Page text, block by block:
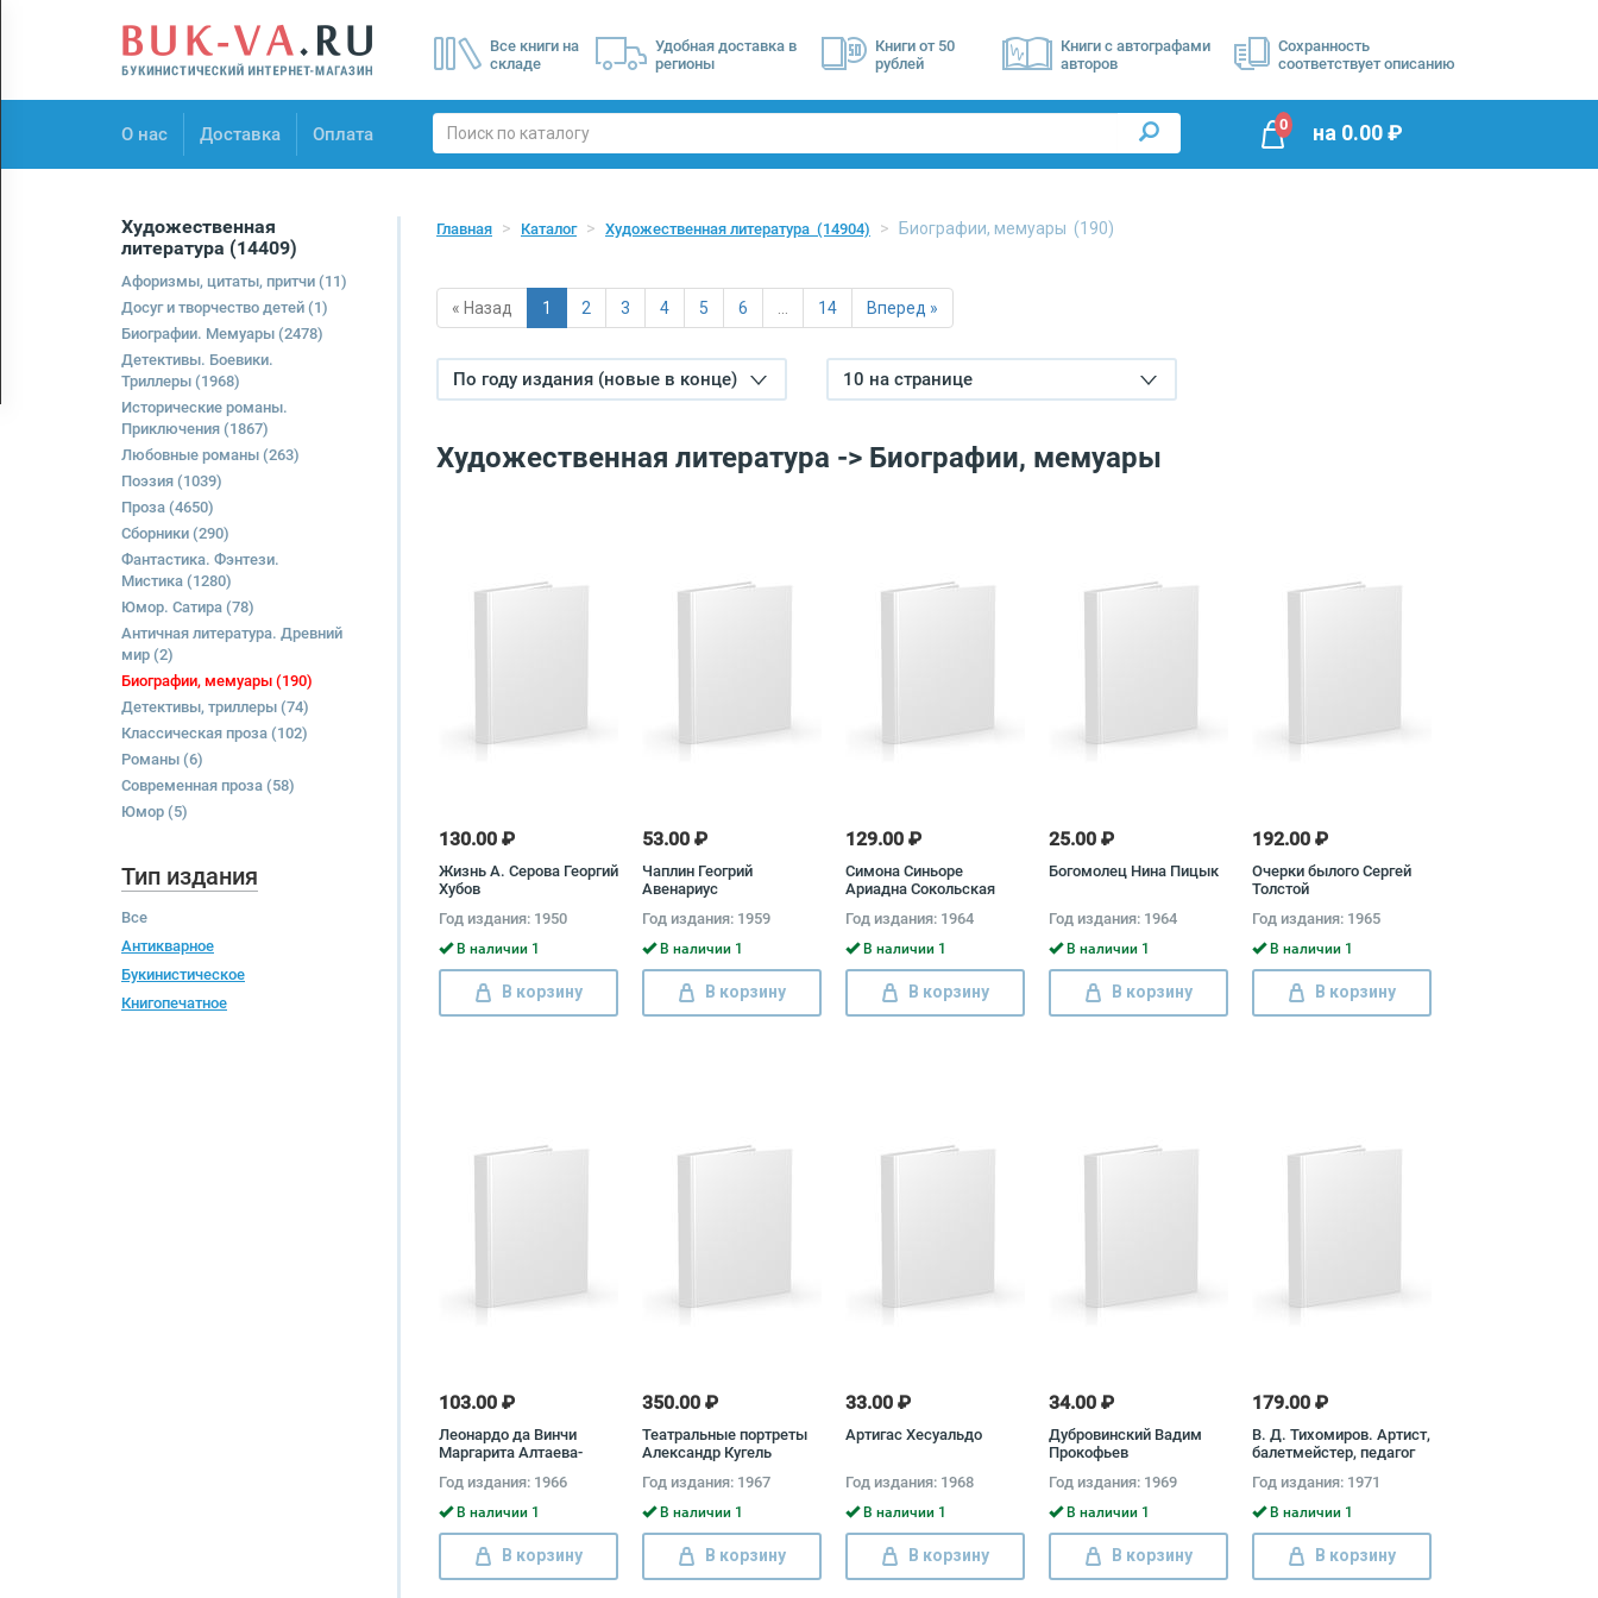
Все книги на
складе
Удобная доставка в
регионы
Книги от 50
рублей
Книги с автографами
авторов
Сохранность
соответствует описанию
О нас Доставка Оплата
О нас
0 на 0.00₽
Художественная
литература (14409)
Афоризмы, цитаты, притчи (11)
Досуг и творчество детей (1)
Биографии. Мемуары (2478)
Детективы. Боевики.
Триллеры (1968)
Исторические романы.
Приключения (1867)
Любовные романы (263)
Поэзия (1039)
Проза (4650)
Сборники (290)
Фантастика. Фэнтези.
Мистика (1280)
Юмор. Сатира (78)
Античная литература. Древний
мир (2)
Биографии, мемуары (190)
Детективы, триллеры (74)
Классическая проза (102)
Романы (6)
Современная проза (58)
Юмор (5)
Тип издания
Все
Антикварное
Букинистическое
Книгопечатное
Главная Каталог Художественная литература (14904) Биографии, мемуары (190)
« Назад 1 2 3 4 5 6 14 Вперед »
По году издания (новые в конце) 10 на странице
Художественная литература -> Биографии, мемуары
130.00 ₽
Жизнь А. Серова Георгий
Хубов
Год издания: 1950
В наличии 1
В корзину
53.00 ₽
Чаплин Геогрий
Авенариус
Год издания: 1959
В наличии 1
В корзину
129.00 ₽
Симона Синьоре
Ариадна Сокольская
Год издания: 1964
В наличии 1
В корзину
25.00 ₽
Богомолец Нина Пицык
Год издания: 1964
В наличии 1
В корзину
192.00 ₽
Очерки былого Сергей
Толстой
Год издания: 1965
В наличии 1
В корзину
103.00 ₽
Леонардо да Винчи
Маргарита Алтаева-
Год издания: 1966
В наличии 1
В корзину
350.00 ₽
Театральные портреты
Александр Кугель
Год издания: 1967
В наличии 1
В корзину
33.00 ₽
Артигас Хесуальдо
Год издания: 1968
В наличии 1
В корзину
34.00 ₽
Дубровинский Вадим
Прокофьев
Год издания: 1969
В наличии 1
В корзину
179.00 ₽
В. Д. Тихомиров. Артист,
балетмейстер, педагог
Год издания: 1971
В наличии 1
В корзину